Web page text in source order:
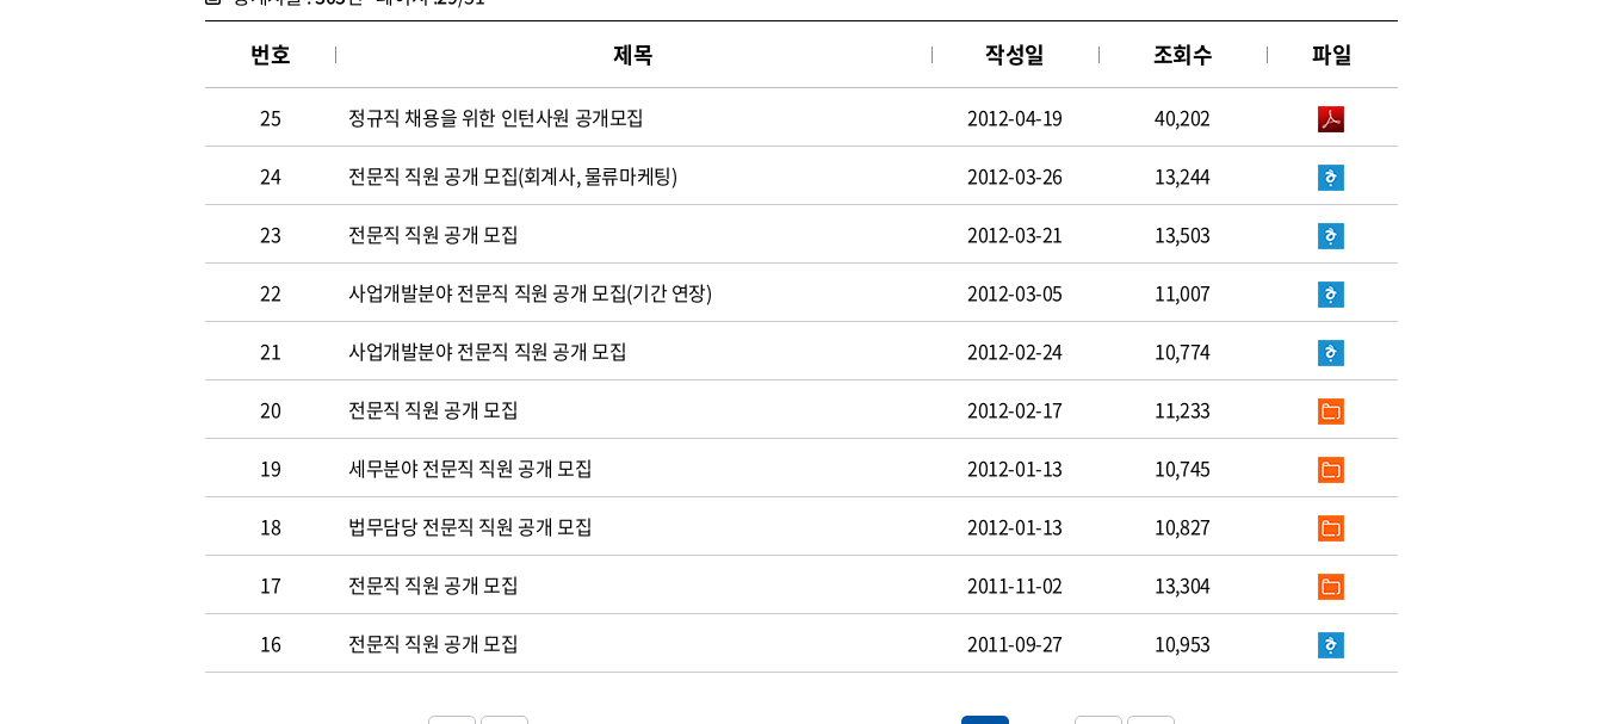
번호 제목 작성일 조회수 파일
25 정규직 채용을 위한 인턴사원 공개모집 2012-04-19 40,202
24 전문직 직원 공개 모집(회계사, 물류마케팅) 2012-03-26 13,244
23 전문직 직원 공개 모집 2012-03-21 13,503
22 사업개발분야 전문직 직원 공개 모집(기간 연장) 2012-03-05 11,007
21 사업개발분야 전문직 직원 공개 모집 2012-02-24 10,774
20 전문직 직원 공개 모집 2012-02-17 11,233
19 세무분야 전문직 직원 공개 모집 2012-01-13 10,745
18 법무담당 전문직 직원 공개 모집 2012-01-13 10,827
17 전문직 직원 공개 모집 2011-11-02 13,304
16 전문직 직원 공개 모집 2011-09-27 10,953